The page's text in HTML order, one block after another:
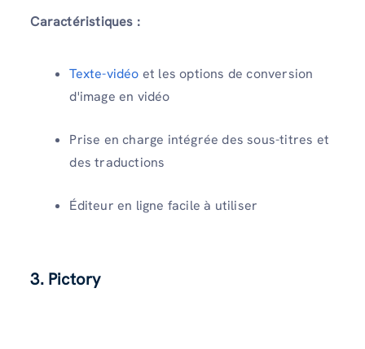
Caractéristiques :
Texte-vidéo et les options de conversion
d'image en vidéo
Prise en charge intégrée des sous-titres et
des traductions
Éditeur en ligne facile à utiliser
3. Pictory